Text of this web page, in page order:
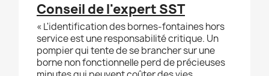
Conseil de l'expert SST
« L'identification des bornes-fontaines hors
service est une responsabilité critique. Un
pompier qui tente de se brancher sur une
borne non fonctionnelle perd de précieuses